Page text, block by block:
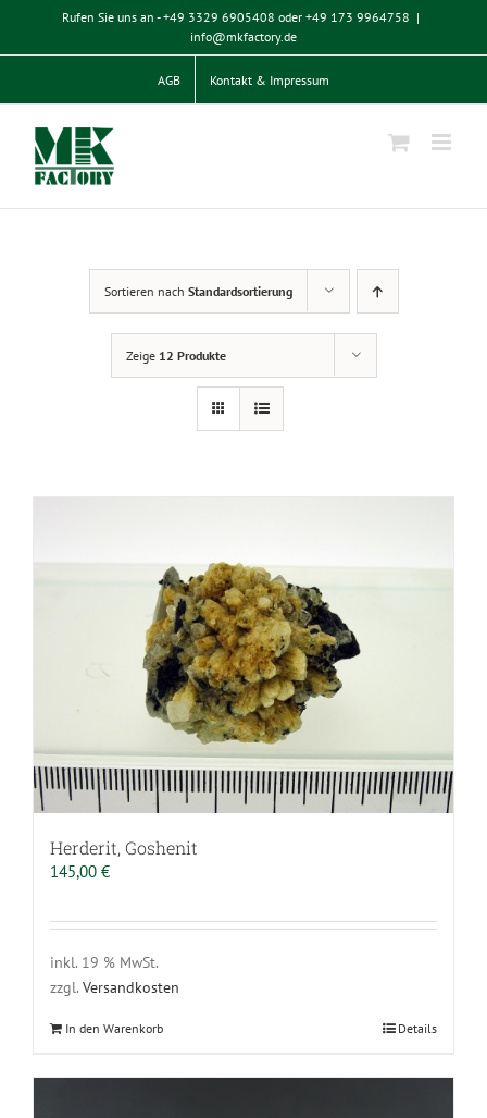
springen
Rufen Sie uns an - +49 3329 6905408 oder +49 173 9964758 |
info@mkfactory.de
AGB Kontakt & Impressum
Sortieren nach Standardsortierung
Zeige 12 Produkte
Herderit, Goshenit
145,00 €
inkl. 19 % MwSt.
zzgl. Versandkosten
In den Warenkorb Details